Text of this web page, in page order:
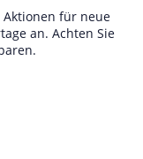
für neue
an. Achten Sie